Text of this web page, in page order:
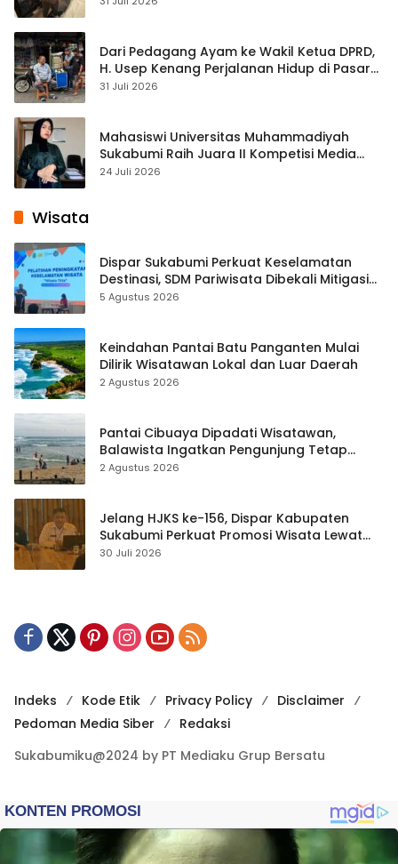
Dari Pedagang Ayam ke Wakil Ketua DPRD,
H. Usep Kenang Perjalanan Hidup di Pasar
Cisaat
31 Juli 2026
Mahasiswi Universitas Muhammadiyah
Sukabumi Raih Juara II Kompetisi Media
Pembelajaran Digital Tingkat Internasional
24 Juli 2026
Wisata
Dispar Sukabumi Perkuat Keselamatan
Destinasi, SDM Pariwisata Dibekali Mitigasi
hingga Teknik Evakuasi
5 Agustus 2026
Keindahan Pantai Batu Panganten Mulai
Dilirik Wisatawan Lokal dan Luar Daerah
2 Agustus 2026
Pantai Cibuaya Dipadati Wisatawan,
Balawista Ingatkan Pengunjung Tetap
Waspada
2 Agustus 2026
Jelang HJKS ke-156, Dispar Kabupaten
Sukabumi Perkuat Promosi Wisata Lewat
Publikasi Digital
30 Juli 2026
Indeks Kode Etik Privacy Policy
Disclaimer
Pedoman Media Siber
Redaksi
Sukabumiku@2024 by PT Mediaku Grup Bersatu